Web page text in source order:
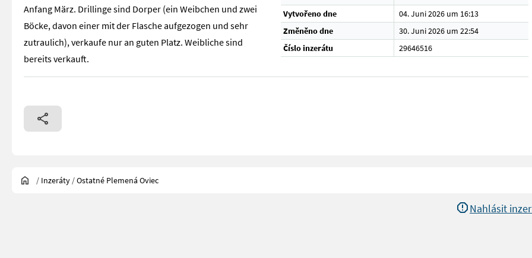
Anfang März. Drillinge sind Dorper (ein Weibchen und zwei
Böcke, davon einer mit der Flasche aufgezogen und sehr
zutraulich), verkaufe nur an guten Platz. Weibliche sind
bereits verkauft.
Vytvořeno dne
04. Juni 2026 um 16:13
Změněno dne
30. Juni 2026 um 22:54
Číslo inzerátu
29646516
/ Inzeráty /Ostatné Plemená Oviec
Nahlásit